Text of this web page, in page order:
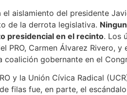
aislamiento del presidente
de la derrota legislativa.
presidencial en el recinto. Los
PRO, Carmen Álvarez Rivero,
gobernante en el
y la Unión Cívica Radical
filas fue, en parte, el